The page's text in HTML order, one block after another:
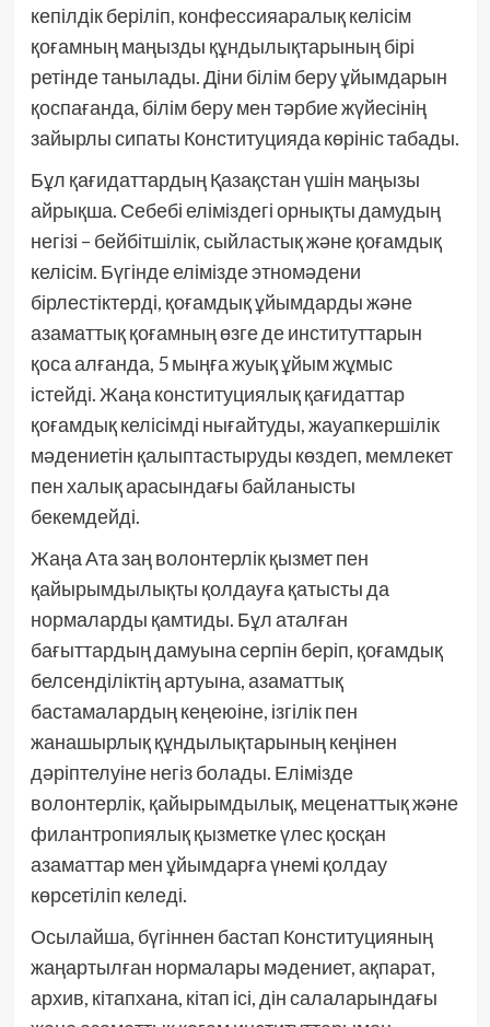
кепілдік беріліп, конфессияаралық келісім
қоғамның маңызды құндылықтарының бірі
ретінде танылады. Діни білім беру ұйымдарын
қоспағанда, білім беру мен тәрбие жүйесінің
зайырлы сипаты Конституцияда көрініс табады.
Бұл қағидаттардың Қазақстан үшін маңызы
айрықша. Себебі еліміздегі орнықты дамудың
негізі – бейбітшілік, сыйластық және қоғамдық
келісім. Бүгінде елімізде этномәдени
бірлестіктерді, қоғамдық ұйымдарды және
азаматтық қоғамның өзге де институттарын
қоса алғанда, 5 мыңға жуық ұйым жұмыс
істейді. Жаңа конституциялық қағидаттар
қоғамдық келісімді нығайтуды, жауапкершілік
мәдениетін қалыптастыруды көздеп, мемлекет
пен халық арасындағы байланысты
бекемдейді.
Жаңа Ата заң волонтерлік қызмет пен
қайырымдылықты қолдауға қатысты да
нормаларды қамтиды. Бұл аталған
бағыттардың дамуына серпін беріп, қоғамдық
белсенділіктің артуына, азаматтық
бастамалардың кеңеюіне, ізгілік пен
жанашырлық құндылықтарының кеңінен
дәріптелуіне негіз болады. Елімізде
волонтерлік, қайырымдылық, меценаттық және
филантропиялық қызметке үлес қосқан
азаматтар мен ұйымдарға үнемі қолдау
көрсетіліп келеді.
Осылайша, бүгіннен бастап Конституцияның
жаңартылған нормалары мәдениет, ақпарат,
архив, кітапхана, кітап ісі, дін салаларындағы